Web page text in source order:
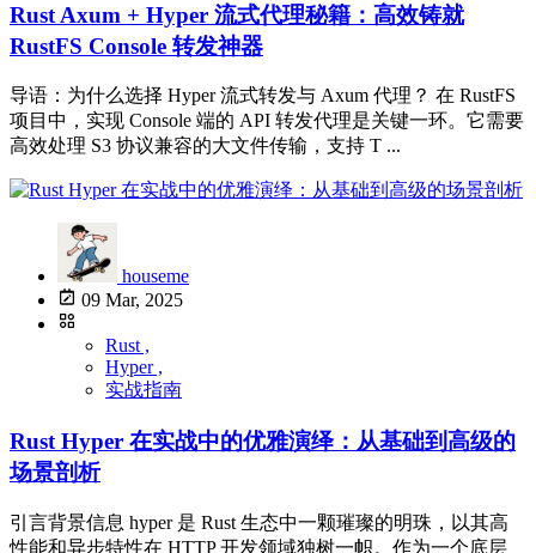
Rust Axum + Hyper 流式代理秘籍：高效铸就
RustFS Console 转发神器
导语：为什么选择 Hyper 流式转发与 Axum 代理？ 在 RustFS
项目中，实现 Console 端的 API 转发代理是关键一环。它需要
高效处理 S3 协议兼容的大文件传输，支持 T ...
houseme
09 Mar, 2025
Rust ,
Hyper ,
实战指南
Rust Hyper 在实战中的优雅演绎：从基础到高级的
场景剖析
引言背景信息 hyper 是 Rust 生态中一颗璀璨的明珠，以其高
性能和异步特性在 HTTP 开发领域独树一帜。作为一个底层